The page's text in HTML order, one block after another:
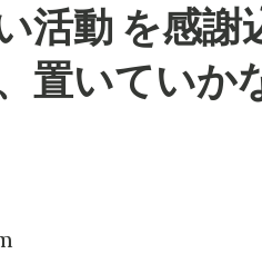
活動 を感謝
置いていか